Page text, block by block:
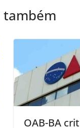
também
OAB-BA